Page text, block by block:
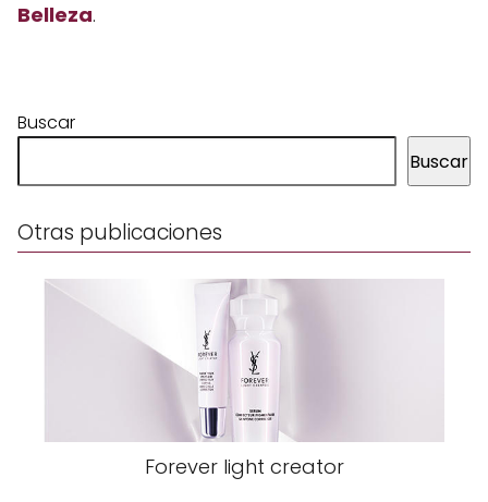
Belleza.
Buscar
Buscar
Otras publicaciones
Forever light creator